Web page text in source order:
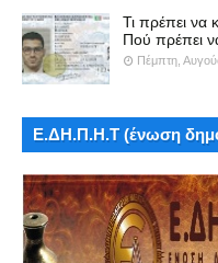
Τι πρέπει να
Πού πρέπει
Πέμπτη,
Ε.ΔΗ.Π.Η.Τ (ένωση